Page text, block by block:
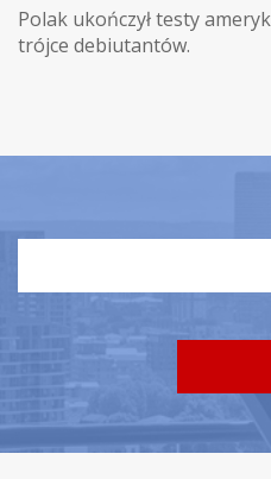
Polak ukończył testy
trójce debiutantów.